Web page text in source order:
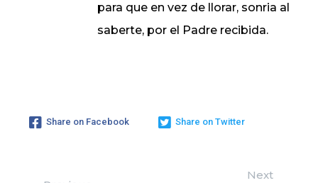
para que en vez de llorar, sonria al
saberte, por el Padre recibida.
Share on Facebook Share on Twitter
Next